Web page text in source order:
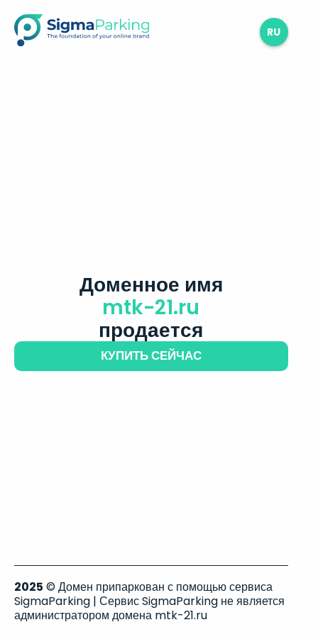
RU
Доменное имя
mtk-21.ru
продается
КУПИТЬ СЕЙЧАС
2025 © Домен припаркован с помощью сервиса
SigmaParking | Сервис SigmaParking не является
администратором домена mtk-21.ru